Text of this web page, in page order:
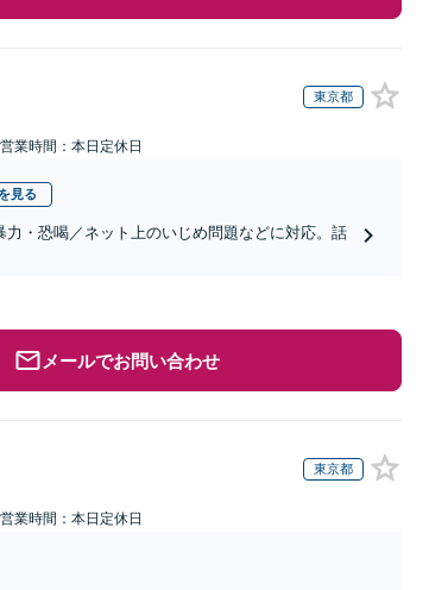
東京都
営業時間：本日定休日
見る
・恐喝／ネット上のいじめ問題などに対応。話
メールでお問い合わせ
東京都
営業時間：本日定休日